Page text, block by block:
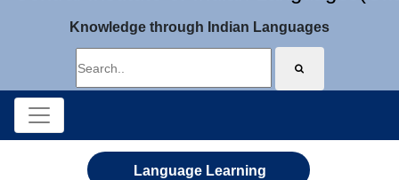
Knowledge through Indian Languages
Language Learning